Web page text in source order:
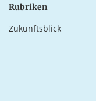
Rubriken
Zukunftsblick